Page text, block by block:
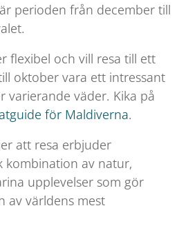
perioden från december till
flexibel och vill resa till ett
oktober vara ett intressant
varierande väder. Kika på
för Maldiverna.
att resa erbjuder
kombination av natur,
upplevelser som gör
av världens mest